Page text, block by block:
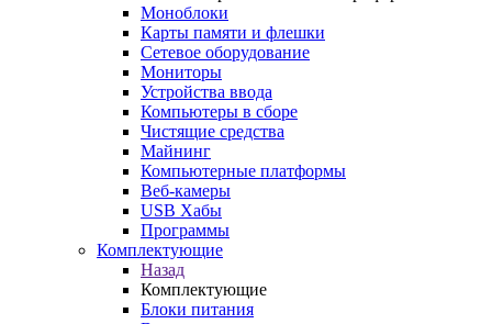
Моноблоки
Карты памяти и флешки
Сетевое оборудование
Мониторы
Устройства ввода
Компьютеры в сборе
Чистящие средства
Майнинг
Компьютерные платформы
Веб-камеры
USB Хабы
Программы
Комплектующие
Назад
Комплектующие
Блоки питания